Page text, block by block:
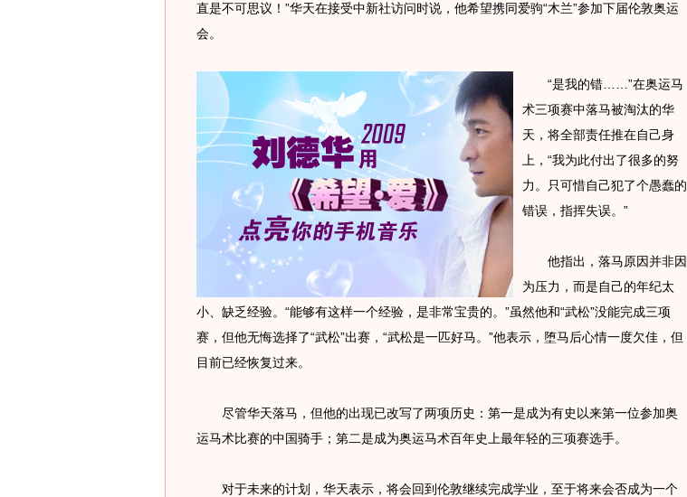
直是不可思议！”华天在接受中新社访问时说，他希望携同爱驹“木兰”参加下届伦敦奥运
会。
“是我的错……”在奥运马
术三项赛中落马被淘汰的华
天，将全部责任推在自己身
上，“我为此付出了很多的努
力。只可惜自己犯了个愚蠢的
错误，指挥失误。”
他指出，落马原因并非因
为压力，而是自己的年纪太
小、缺乏经验。“能够有这样一个经验，是非常宝贵的。”虽然他和“武松”没能完成三项
赛，但他无悔选择了“武松”出赛，“武松是一匹好马。”他表示，堕马后心情一度欠佳，但
目前已经恢复过来。
尽管华天落马，但他的出现已改写了两项历史：第一是成为有史以来第一位参加奥
运马术比赛的中国骑手；第二是成为奥运马术百年史上最年轻的三项赛选手。
对于未来的计划，华天表示，将会回到伦敦继续完成学业，至于将来会否成为一个